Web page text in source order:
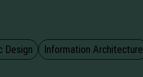
Design Information Architecture